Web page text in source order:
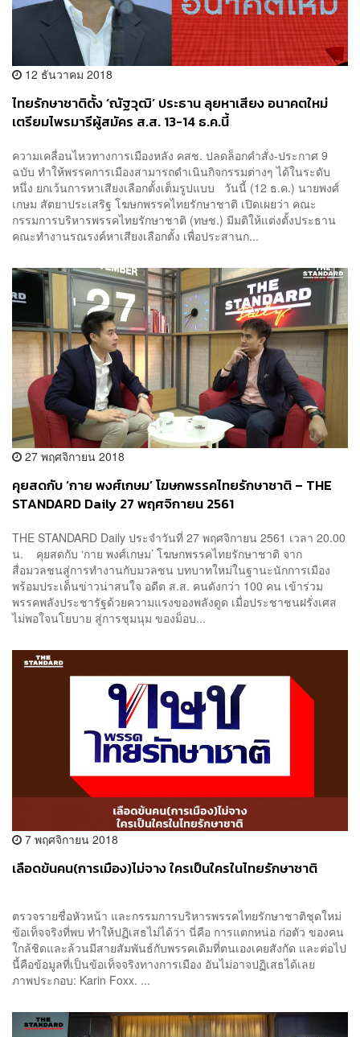
12 ธันวาคม 2018
ไทยรักษาชาติตั้ง ‘ณัฐวุฒิ’ ประธาน ลุยหาเสียง อนาคตใหม่
เตรียมไพรมารีผู้สมัคร ส.ส. 13-14 ธ.ค.นี้
ความเคลื่อนไหวทางการเมืองหลัง คสช. ปลดล็อกคำสั่ง-ประกาศ 9
ฉบับ ทำให้พรรคการเมืองสามารถดำเนินกิจกรรมต่างๆ ได้ในระดับ
หนึ่ง ยกเว้นการหาเสียงเลือกตั้งเต็มรูปแบบ วันนี้ (12 ธ.ค.) นายพงศ์
เกษม สัตยาประเสริฐ โฆษกพรรคไทยรักษาชาติ เปิดเผยว่า คณะ
กรรมการบริหารพรรคไทยรักษาชาติ (ทษช.) มีมติให้แต่งตั้งประธาน
คณะทำงานรณรงค์หาเสียงเลือกตั้ง เพื่อประสานก...
27 พฤศจิกายน 2018
คุยสดกับ ‘กาย พงศ์เกษม’ โฆษกพรรคไทยรักษาชาติ – THE
STANDARD Daily 27 พฤศจิกายน 2561
THE STANDARD Daily ประจำวันที่ 27 พฤศจิกายน 2561 เวลา 20.00
น. คุยสดกับ ‘กาย พงศ์เกษม’ โฆษกพรรคไทยรักษาชาติ จาก
สื่อมวลชนสู่การทำงานกับมวลชน บทบาทใหม่ในฐานะนักการเมือง
พร้อมประเด็นข่าวน่าสนใจ อดีต ส.ส. คนดังกว่า 100 คน เข้าร่วม
พรรคพลังประชารัฐด้วยความแรงของพลังดูด เมื่อประชาชนฝรั่งเศส
ไม่พอใจนโยบาย สู่การชุมนุม ของม็อบ...
7 พฤศจิกายน 2018
เลือดข้นคน(การเมือง)ไม่จาง ใครเป็นใครในไทยรักษาชาติ
ตรวจรายชื่อหัวหน้า และกรรมการบริหารพรรคไทยรักษาชาติชุดใหม่
ข้อเท็จจริงที่พบ ทำให้ปฏิเสธไม่ได้ว่า นี่คือ การแตกหน่อ ก่อตัว ของคน
ใกล้ชิดและล้วนมีสายสัมพันธ์กับพรรคเดิมที่ตนเองเคยสังกัด และต่อไป
นี้คือข้อมูลที่เป็นข้อเท็จจริงทางการเมือง อันไม่อาจปฏิเสธได้เลย
ภาพประกอบ: Karin Foxx. ...